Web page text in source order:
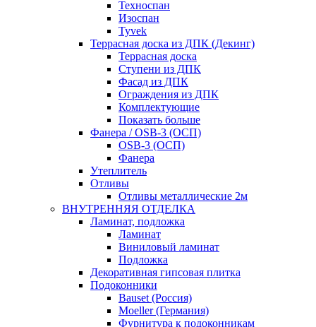
Техноспан
Изоспан
Tyvek
Террасная доска из ДПК (Декинг)
Террасная доска
Ступени из ДПК
Фасад из ДПК
Ограждения из ДПК
Комплектующие
Показать больше
Фанера / OSB-3 (ОСП)
OSB-3 (ОСП)
Фанера
Утеплитель
Отливы
Отливы металлические 2м
ВНУТРЕННЯЯ ОТДЕЛКА
Ламинат, подложка
Ламинат
Виниловый ламинат
Подложка
Декоративная гипсовая плитка
Подоконники
Bauset (Россия)
Moeller (Германия)
Фурнитура к подоконникам